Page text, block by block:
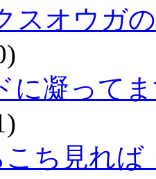
スオウガ
に凝って
こち見れば